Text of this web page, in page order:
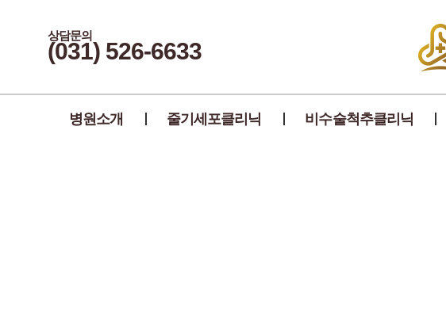
상담문의
(031) 526-6633
병원소개 줄기세포클리닉 비수술척추클리닉